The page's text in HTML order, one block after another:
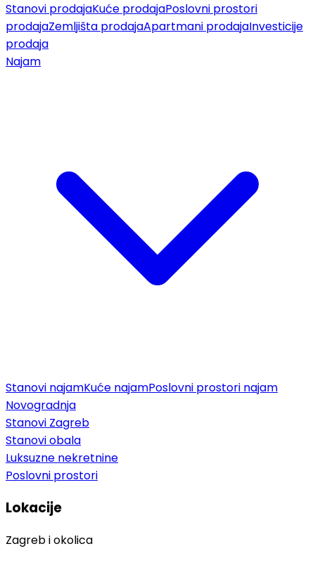
Stanovi prodajaKuće prodajaPoslovni prostori
prodajaZemljišta prodajaApartmani prodajaInvesticije
prodaja
Najam
Stanovi najamKuće najamPoslovni prostori najam
Novogradnja
Stanovi Zagreb
Stanovi obala
Luksuzne nekretnine
Poslovni prostori
Lokacije
Zagreb i okolica